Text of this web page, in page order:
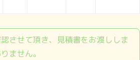
させて頂き、見積書をお渡ししま
ません。